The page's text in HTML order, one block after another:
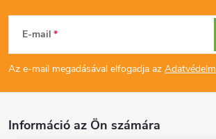
L
á
b
E-mail
Az e-mail megadásával elfogadja az
Információ az Ön számára